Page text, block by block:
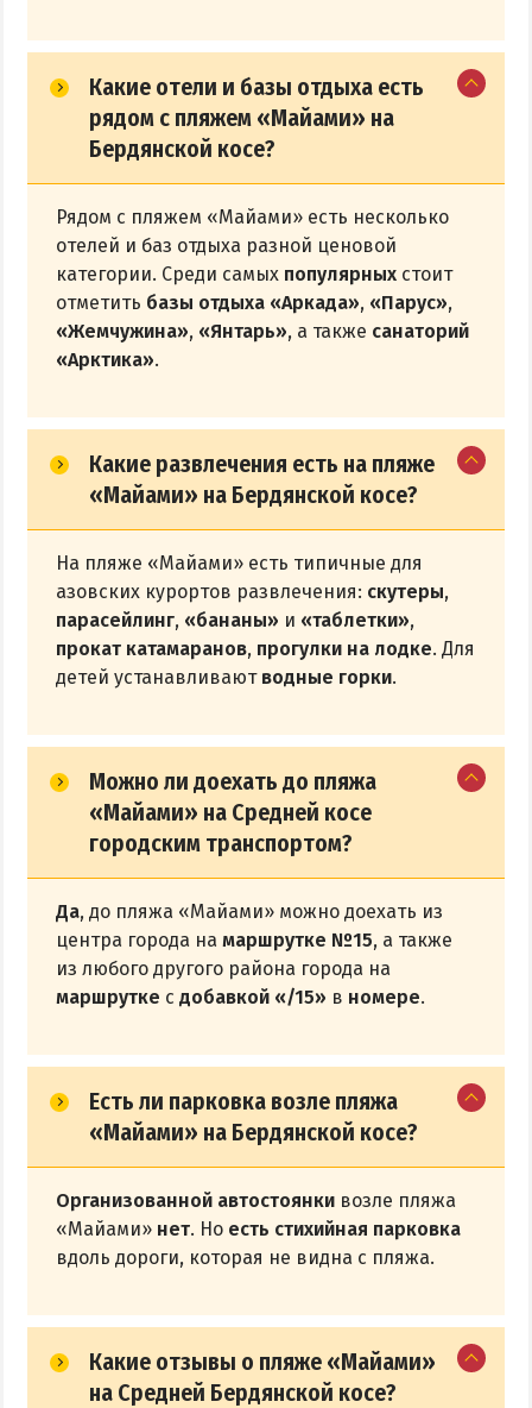
Какие отели и базы отдыха есть
рядом с пляжем «Майами» на
Бердянской косе?
Рядом с пляжем «Майами» есть несколько
отелей и баз отдыха разной ценовой
категории. Среди самых популярных стоит
отметить базы отдыха «Аркада», «Парус»,
«Жемчужина», «Янтарь», а также санаторий
«Арктика».
Какие развлечения есть на пляже
«Майами» на Бердянской косе?
На пляже «Майами» есть типичные для
азовских курортов развлечения: скутеры,
парасейлинг, «бананы» и «таблетки»,
прокат катамаранов, прогулки на лодке. Для
детей устанавливают водные горки.
Можно ли доехать до пляжа
«Майами» на Средней косе
городским транспортом?
Да, до пляжа «Майами» можно доехать из
центра города на маршрутке №15, а также
из любого другого района города на
маршрутке с добавкой «/15» в номере.
Есть ли парковка возле пляжа
«Майами» на Бердянской косе?
Организованной автостоянки возле пляжа
«Майами» нет. Но есть стихийная парковка
вдоль дороги, которая не видна с пляжа.
Какие отзывы о пляже «Майами»
на Средней Бердянской косе?